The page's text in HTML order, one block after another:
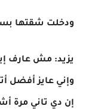
ودخلت شقتها
يزيد: مش عارف
وإني عايز أفضل
إن دي تاني مرة